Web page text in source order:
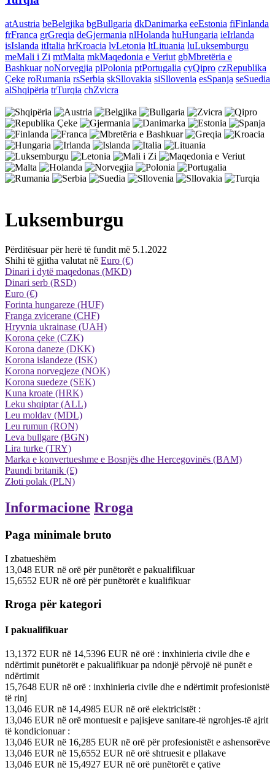
atAustria beBelgjika bgBullgaria dkDanimarka eeEstonia fiFinlanda
frFranca grGreqia deGjermania nlHolanda huHungaria ieIrlanda
isIslanda itItalia hrKroacia lvLetonia ltLituania luLuksemburgu
meMali i Zi mtMalta mkMaqedonia e Veriut gbMbretëria e
Bashkuar noNorvegjia plPolonia ptPortugalia cyQipro czRepublika
Çeke roRumania rsSerbia skSllovakia siSllovenia esSpanja seSuedia
alShqipëria trTurqia chZvicra
Luksemburgu
Përditësuar për herë të fundit më 5.1.2022
Shihi të gjitha valutat në Euro (€)
Dinari i dytë maqedonas (MKD)
Dinari serb (RSD)
Euro (€)
Forinta hungareze (HUF)
Franga zvicerane (CHF)
Hryvnia ukrainase (UAH)
Korona çeke (CZK)
Korona daneze (DKK)
Korona islandeze (ISK)
Korona norvegjeze (NOK)
Korona suedeze (SEK)
Kuna kroate (HRK)
Leku shqiptar (ALL)
Leu moldav (MDL)
Leu rumun (RON)
Leva bullgare (BGN)
Lira turke (TRY)
Marka e konvertueshme e Bosnjës dhe Hercegovinës (BAM)
Paundi britanik (£)
Złoti polak (PLN)
Informacione Rroga
Paga minimale bruto
I zbatueshëm
13,048 EUR në orë për punëtorët e pakualifikuar
15,6552 EUR në orë për punëtorët e kualifikuar
Rroga për kategori
I pakualifikuar
13,1372 EUR në 14,5396 EUR në orë : inxhinieria civile dhe e
ndërtimit punëtorët e pakualifikuar pa ndonjë përvojë në punët e
ndërtimit
15,7648 EUR në orë : inxhinieria civile dhe e ndërtimit profesionistë
të rinj
13,046 EUR në 14,4985 EUR në orë elektricistët :
13,046 EUR në orë montuesit e pajisjeve sanitare-të ngrohjes-të ajrit
të kondicionuar :
13,046 EUR në 16,285 EUR në orë për profesionistët e ashensorëve
13,046 EUR në 15,6552 EUR në orë shtruesit e pllakave
13,046 EUR në 15,4927 EUR në orë punëtorët e çative